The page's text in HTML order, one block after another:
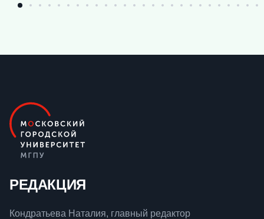
РЕДАКЦИЯ
Кондратьева Наталия, главный редактор